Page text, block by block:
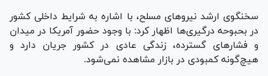
سخنگوی ارشد نیرو‌های مسلح، با اشاره به شرایط داخلی کشور
در بحبوحه درگیری‌ها اظهار کرد: با وجود حضور آمریکا در میدان
و فشار‌های گسترده، زندگی عادی در کشور جریان دارد و
هیچ‌گونه کمبودی در بازار مشاهده نمی‌شود.